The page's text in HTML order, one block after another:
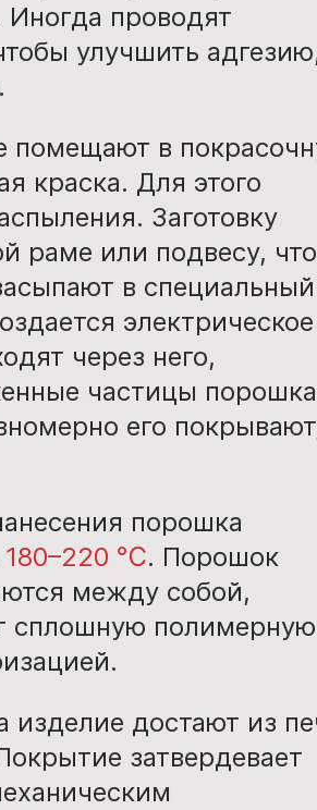
проводят
улучшить
помещают в
краска. Для этого
Заготовку
раме или подвесу,
в специальный
электрическое
через него,
частицы порошка
его
порошка
180–220 ℃. Порошок
между собой,
сплошную полимерную
изделие достают из
затвердевает